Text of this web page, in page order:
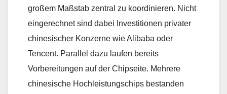
großem Maßstab zentral zu koordinieren. Nicht
eingerechnet sind dabei Investitionen privater
chinesischer Konzerne wie Alibaba oder
Tencent. Parallel dazu laufen bereits
Vorbereitungen auf der Chipseite. Mehrere
chinesische Hochleistungschips bestanden